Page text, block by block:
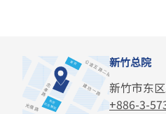
新竹总院
新竹市东
+886-3-